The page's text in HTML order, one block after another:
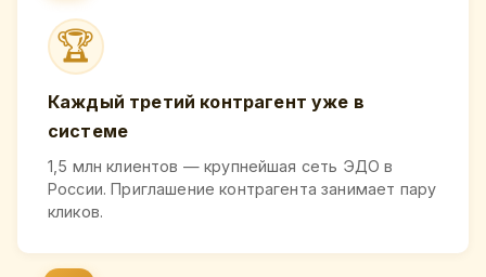
🏆
Каждый третий контрагент уже в
системе
1,5 млн клиентов — крупнейшая сеть ЭДО в
России. Приглашение контрагента занимает пару
кликов.